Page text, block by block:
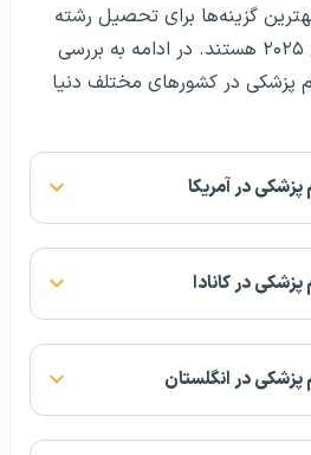
بهترین گزینه‌ها برای تحصیل رشته
های علوم پزشکی در سال ۲۰۲۵ هستند. در ادامه به بررسی
پزشکی در کشورهای مختلف دنیا
در آمریکا
در کانادا
در انگلستان